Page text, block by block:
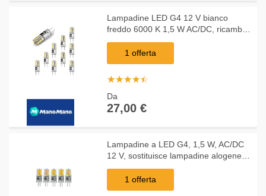
Lampadine LED G4 12 V bianco
freddo 6000 K 1,5 W AC/DC, ricambio
alogeno 20 W, attacco G4 Bi-pin, tipo
JC, lampadina a risparmio energetico,
nessun
1 offerta
☆☆☆☆☆
★★★★★
Da
27,00 €
Lampadine a LED G4, 1,5 W, AC/DC
12 V, sostituisce lampadine alogene
da 20 W, luce bianca calda, 3000 K,
non dimmerabili, lampadine G4 per
1 offerta